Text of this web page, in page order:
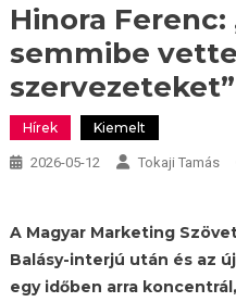
Hinora
semmibe
szervezeteket”
Hírek Kiemelt
2026-05-12 Tokaji Tamás
A Magyar Marketing
Balásy-interjú után és az
egy időben arra